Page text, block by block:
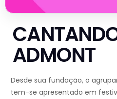
ADMONT
Desde sua fundação, o
tem-se apresentado em